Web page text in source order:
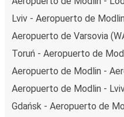
Lviv - Aeropuerto de Modlin
Aeropuerto de Varsovia
Toruń - Aeropuerto de
Aeropuerto de Modlin -
Aeropuerto de Modlin -
Gdańsk - Aeropuerto de